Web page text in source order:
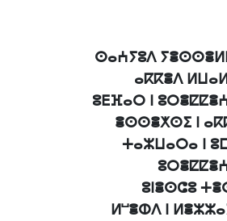
ⵙⴰⵄⵢⵓⴷ
ⴰⴽⴽⴻⴷ
ⵓⴹⴼⴰⵔ ⵏ
ⴻⵙⵙⴻⵅⵙⵉ ⵏ
ⵜⴰⵣⵡⴰⵔⴰ ⵏ
ⵓⵏⴻⵙⵛⵓ
ⵍⵯⴻⵀⴷ ⵏ